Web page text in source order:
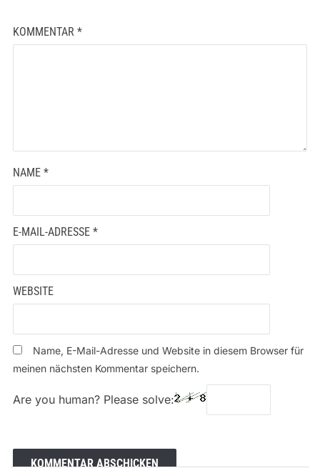
KOMMENTAR *
NAME *
E-MAIL-ADRESSE *
WEBSITE
Name, E-Mail-Adresse und Website in diesem Browser für
meinen nächsten Kommentar speichern.
Are you human? Please solve: